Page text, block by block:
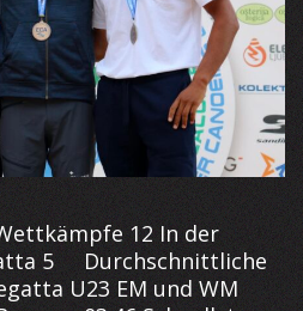
12 In der
5 Durchschnittliche
U23 EM und WM